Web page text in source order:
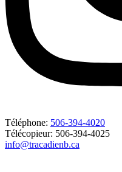
Téléphone: 506-394-4020
Télécopieur: 506-394-4025
info@tracadienb.ca